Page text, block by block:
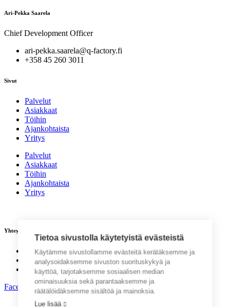
Tietoa sivustolla käytetyistä evästeistä
Käytämme sivustollamme evästeitä kerätäksemme ja
analysoidaksemme sivuston suorituskykyä ja
käyttöä, tarjotaksemme sosiaalisen median
ominaisuuksia sekä parantaaksemme ja
räätälöidäksemme sisältöä ja mainoksia.
Lue lisää
Ari-Pekka Saarela
Chief Development Officer
ari-pekka.saarela@q-factory.fi
+358 45 260 3011
Sivut
Palvelut
Asiakkaat
Töihin
Ajankohtaista
Yritys
Palvelut
Asiakkaat
Töihin
Ajankohtaista
Yritys
Yhteystiedot
Q-Factory Oy
Y-tunnus: 2317171-8
Kauppaneuvoksentie 8, 00200 Helsinki
Facebook